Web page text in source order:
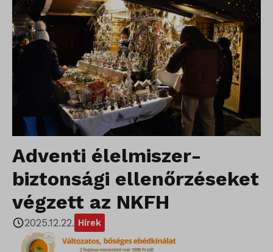
Adventi élelmiszer-
biztonsági ellenőrzéseket
végzett az NKFH
2025.12.22. Hírek